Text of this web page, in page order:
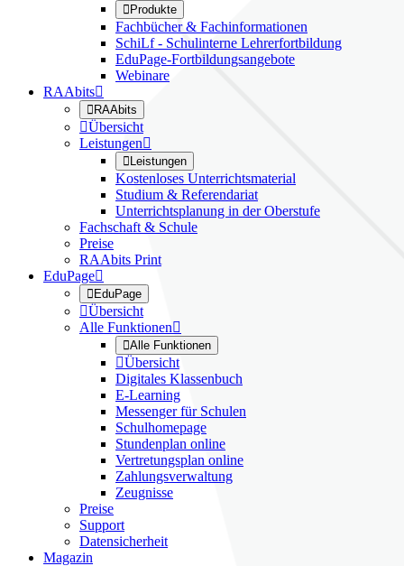
Produkte
Fachbücher & Fachinformationen
SchiLf - Schulinterne Lehrerfortbildung
EduPage-Fortbildungsangebote
Webinare
RAAbits
RAAbits
Übersicht
Leistungen
Leistungen
Kostenloses Unterrichtsmaterial
Studium & Referendariat
Unterrichtsplanung in der Oberstufe
Fachschaft & Schule
Preise
RAAbits Print
EduPage
EduPage
Übersicht
Alle Funktionen
Alle Funktionen
Übersicht
Digitales Klassenbuch
E-Learning
Messenger für Schulen
Schulhomepage
Stundenplan online
Vertretungsplan online
Zahlungsverwaltung
Zeugnisse
Preise
Support
Datensicherheit
Magazin